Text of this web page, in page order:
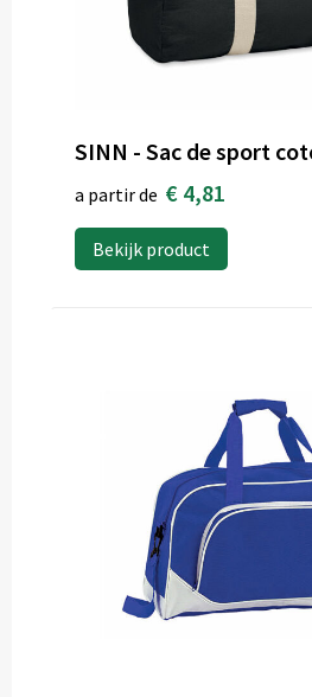
SINN - Sac de sport
a partir de € 4,81
Bekijk product